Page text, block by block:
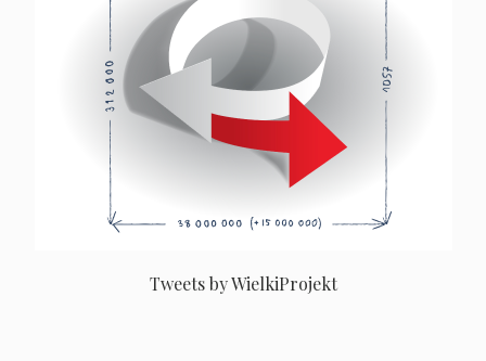
Tweets by WielkiProjekt